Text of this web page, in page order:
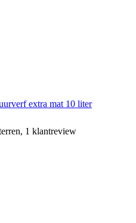
extra mat 10 liter
1 klantreview